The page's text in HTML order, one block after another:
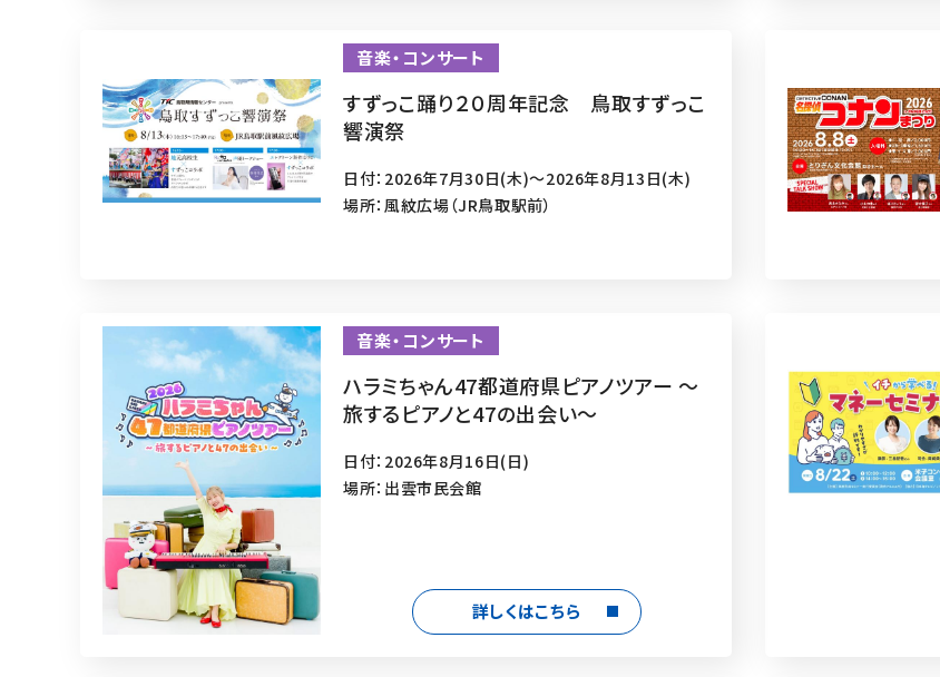
音楽・コンサート
すずっこ踊り２０周年記念 鳥取すずっこ
響演祭
日付：2026年7月30日(木)～2026年8月13日(木)
場所：風紋広場（JR鳥取駅前）
音楽・コンサート
ハラミちゃん47都道府県ピアノツアー 〜
旅するピアノと47の出会い〜
日付：2026年8月16日(日)
場所：出雲市民会館
詳しくはこちら